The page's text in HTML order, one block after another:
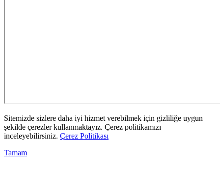
Sitemizde sizlere daha iyi hizmet verebilmek için gizliliğe uygun
şekilde çerezler kullanmaktayız. Çerez politikamızı
inceleyebilirsiniz. Çerez Politikası
Tamam